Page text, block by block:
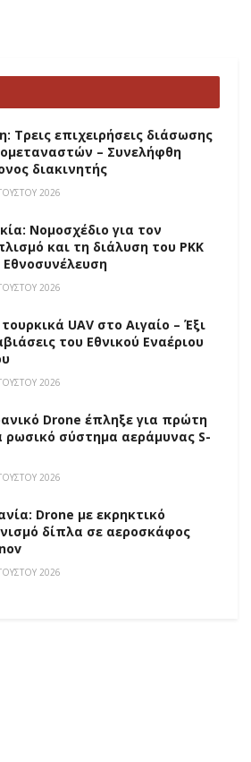
Τρεις επιχειρήσεις διάσωσης
– Συνελήφθη
διακινητής
2026
Νομοσχέδιο για τον
και τη διάλυση του PKK
Εθνοσυνέλευση
2026
UAV στο Αιγαίο – Έξι
του Εθνικού Εναέριου
2026
Drone έπληξε για πρώτη
ρωσικό σύστημα αεράμυνας S-
2026
Drone με εκρηκτικό
δίπλα σε αεροσκάφος
2026